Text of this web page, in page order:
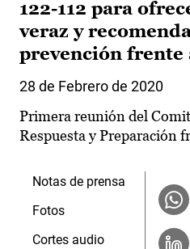
122-112 para
veraz y
prevención frente
28 de Febrero de 2020
Primera reunión del
Respuesta y Preparación
Notas de prensa
Fotos
Cortes audio